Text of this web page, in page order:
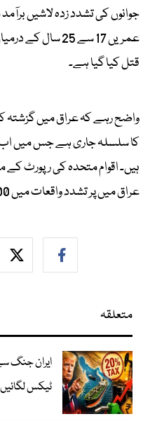
جوانوں کی تشدد زدہ لاشیں
قتل کیا گیا ہے۔
واضح رہے کہ عراق میں گزشتہ
کا سلسلہ جاری ہے جس میں اب
ہیں۔ اقوام متحدہ کی رپورٹ
عراق میں پر تشدد واقعات میں 800 کے قریب افراد ہلاک ہوئے۔
متعلقہ
ایران جنگ
ٹیکس